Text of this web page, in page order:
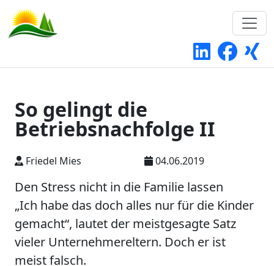
So gelingt die
Betriebsnachfolge II
Friedel Mies 04.06.2019
Den Stress nicht in die Familie lassen
„Ich habe das doch alles nur für die Kinder
gemacht“, lautet der meistgesagte Satz
vieler Unternehmereltern. Doch er ist
meist falsch.